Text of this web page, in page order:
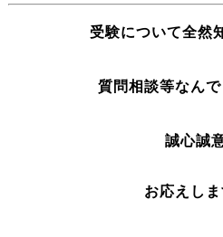
受験について全
質問相談等なんで
誠心誠
お応えしま